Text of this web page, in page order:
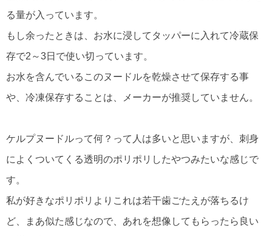
る量が入っています。
もし余ったときは、お水に浸してタッパーに入れて冷蔵保
存で2～3日で使い切っています。
お水を含んでいるこのヌードルを乾燥させて保存する事
や、冷凍保存することは、メーカーが推奨していません。
ケルプヌードルって何？って人は多いと思いますが、刺身
によくついてくる透明のポリポリしたやつみたいな感じで
す。
私が好きなポリポリよりこれは若干歯ごたえが落ちるけ
ど、まあ似た感じなので、あれを想像してもらったら良い